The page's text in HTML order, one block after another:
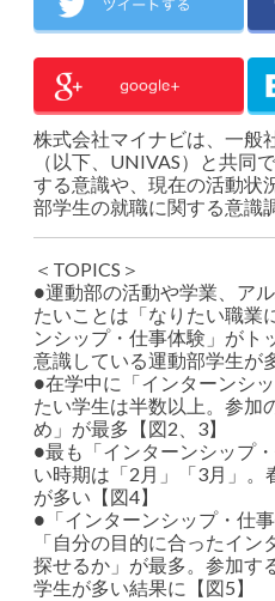
株式会社マイナビは、一般
（以下、UNIVAS）と共同
する意識や、現在の活動状
部学生の就職に関する意識
＜TOPICS＞
●運動部の活動や学業、ア
たいことは「なりたい職業
ンシップ・仕事体験」がト
意識している運動部学生が
●在学中に「インターンシ
たい学生は半数以上。参加
め」が最多【図2、3】
●最も「インターンシップ
い時期は「2月」「3月」。
が多い【図4】
●「インターンシップ・仕
「自分の目的に合ったイ
探せるか」が最多。参加す
学生が多い結果に【図5】